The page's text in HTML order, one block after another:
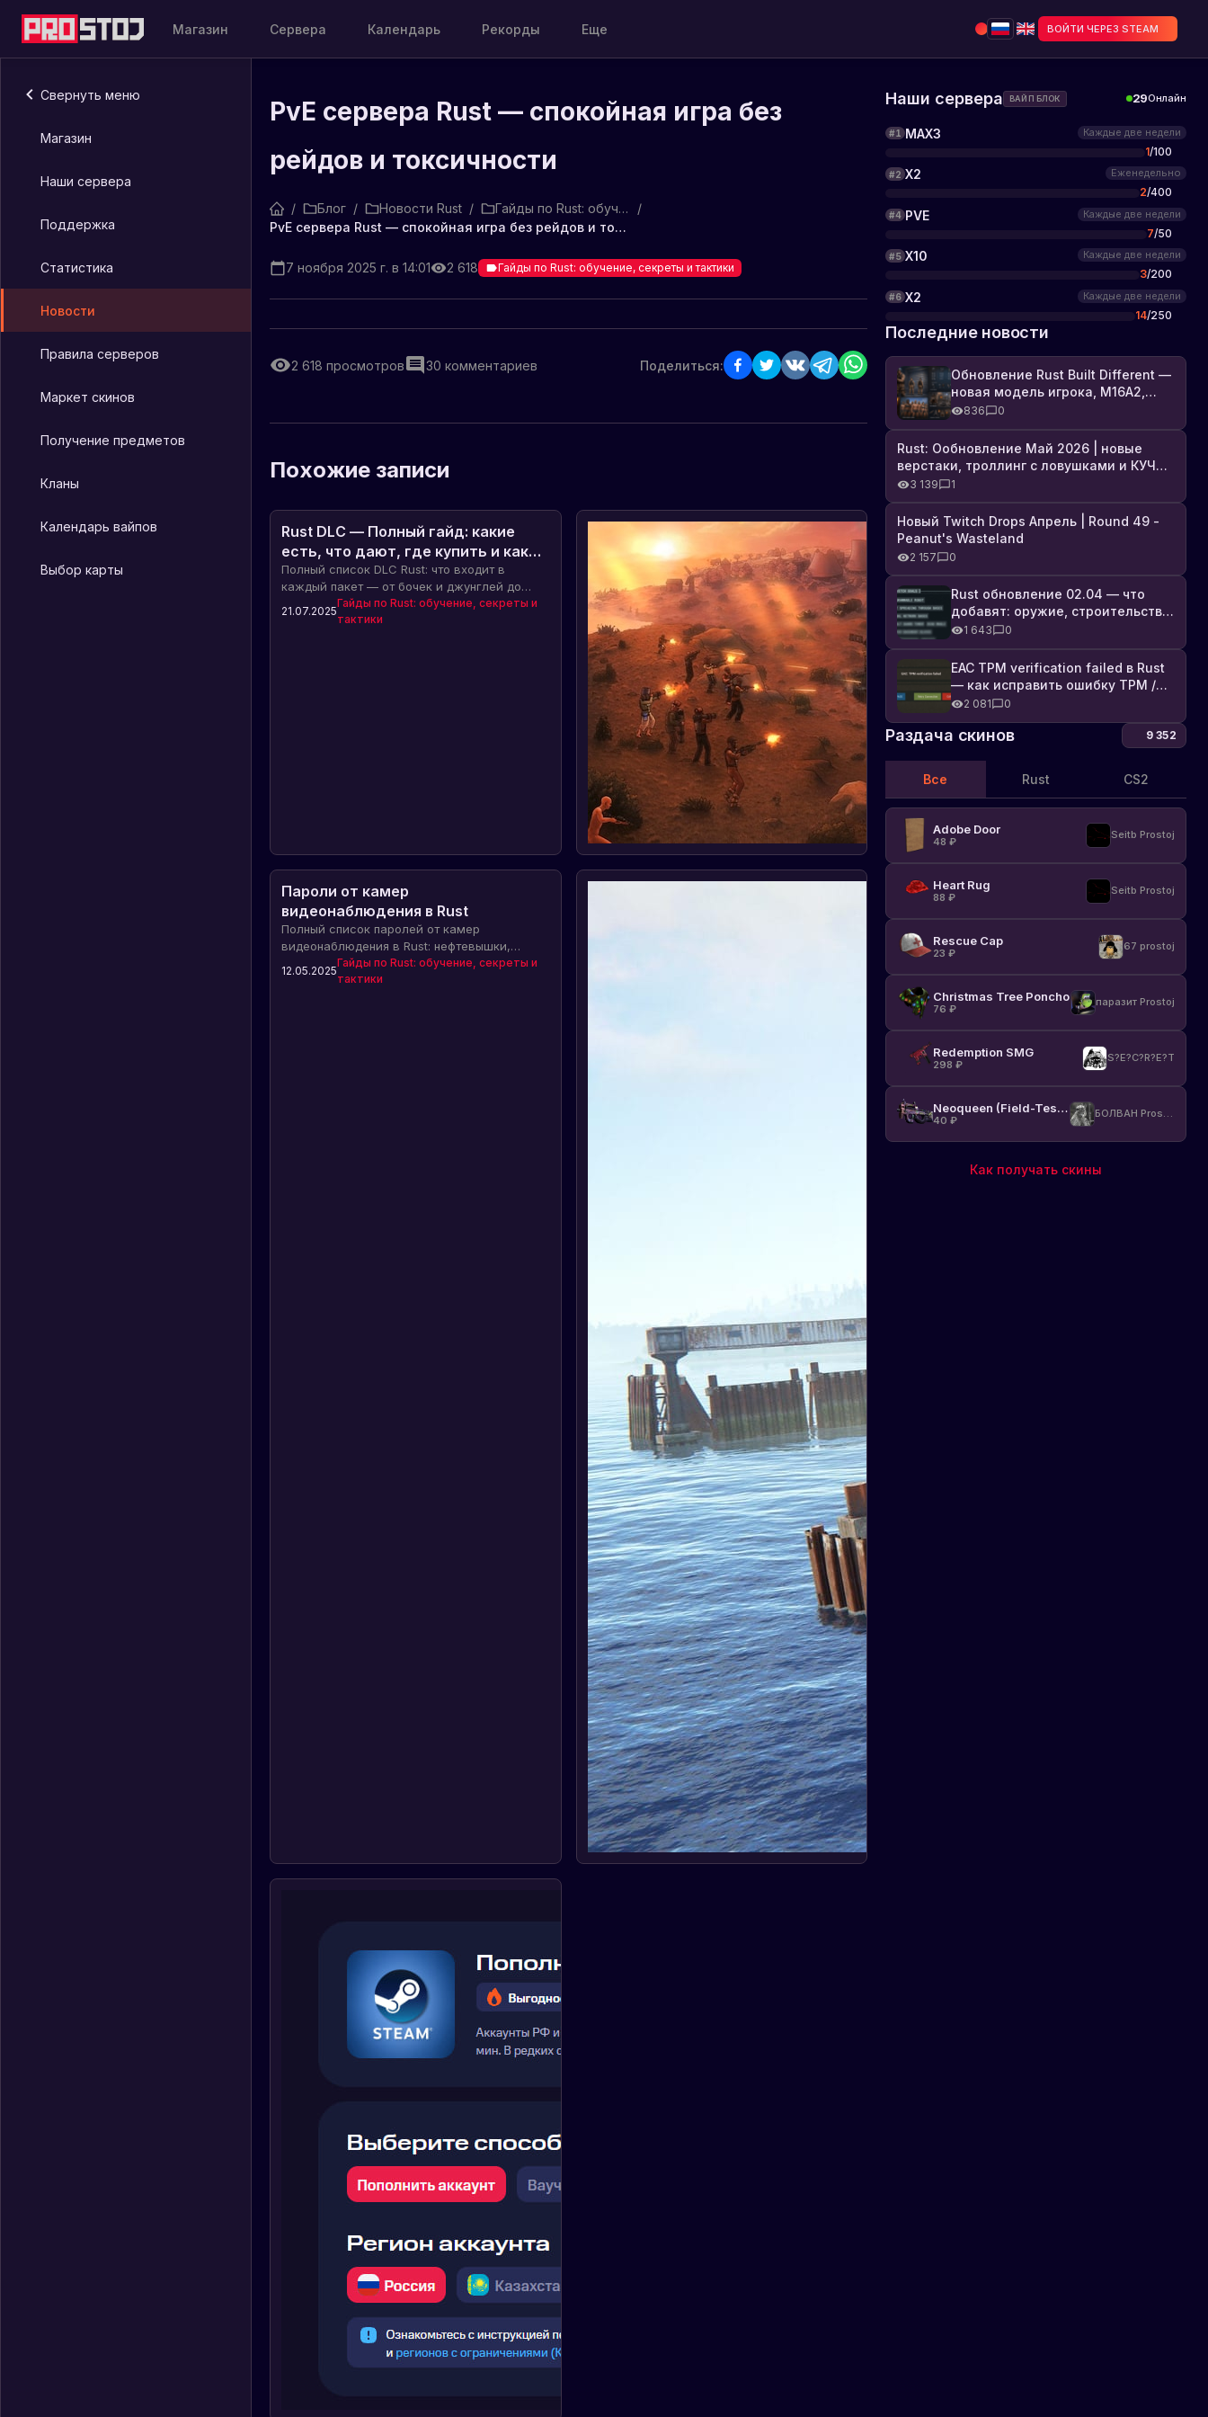
Магазин Сервера Календарь Рекорды Еще ВОЙТИ ЧЕРЕЗ STEAM
Свернуть меню
Магазин
Наши сервера
Поддержка
Статистика
Новости
Правила серверов
Маркет скинов
Получение предметов
Кланы
Календарь вайпов
Выбор карты
PvE сервера Rust — спокойная игра без
рейдов и токсичности
/ Блог / Новости Rust / Гайды по Rust: обучение, секреты и тактики
/
PvE сервера Rust — спокойная игра без рейдов и токсичности
7 ноября 2025 г. в 14:01 2 618 Гайды по Rust: обучение, секреты и тактики
2 618 просмотров 30 комментариев Поделиться:
Похожие записи
Rust DLC — Полный гайд: какие
есть, что дают, где купить и как
сэкономить
Полный список DLC Rust: что входит в
каждый пакет — от бочек и джунглей до
музыкальных инструментов. Подробно
рассказываем про каждый Rust DLC, как он
21.07.2025
Гайды по Rust: обучение, секреты и
тактики
Rust
как
и
в
зачем
они
нужны,
в
создать
и
какие
гайд
для
и
опытных
Пароли от камер
видеонаблюдения в Rust
Полный список паролей от камер
видеонаблюдения в Rust: нефтевышки,
мирные зоны, лагерь бандитов, сфера и
аэропорт. Удобно для рейдеров и разведки.
12.05.2025
Гайды по Rust: обучение, секреты и
тактики
Наши сервера ВАЙП БЛОК 29Онлайн
#1 MAX3 Каждые две недели
1/100
#2 X2 Еженедельно
2/400
#4 PVE Каждые две недели
7/50
#5 X10 Каждые две недели
3/200
#6 X2 Каждые две недели
14/250
Последние новости
Обновление Rust Built Different —
новая модель игрока, M16A2,
броня, Industrial DLC и полный
список изменений
836 0
Rust: Ообновление Май 2026 | новые
верстаки, троллинг с ловушками и КУЧА
DLC3 139 1
Новый Twitch Drops Апрель | Round 49 -
Peanut's Wasteland
2 157 0
Rust обновление 02.04 — что
добавят: оружие, строительство,
технологии и Farming 2.5
1 643 0
EAC TPM verification failed в Rust
— как исправить ошибку TPM /
Secure Boot
2 081 0
Раздача скинов 9 352
Все Rust CS2
Adobe Door
48 ₽
Seitb Prostoj
Heart Rug
88 ₽
Seitb Prostoj
Rescue Cap
23 ₽
67 prostoj
Christmas Tree Poncho
76 ₽
паразит Prostoj
Redemption SMG
298 ₽
S?E?C?R?E?T
Neoqueen (Field-Tested)
40 ₽
БОЛВАН Prostoj
Как получать скины